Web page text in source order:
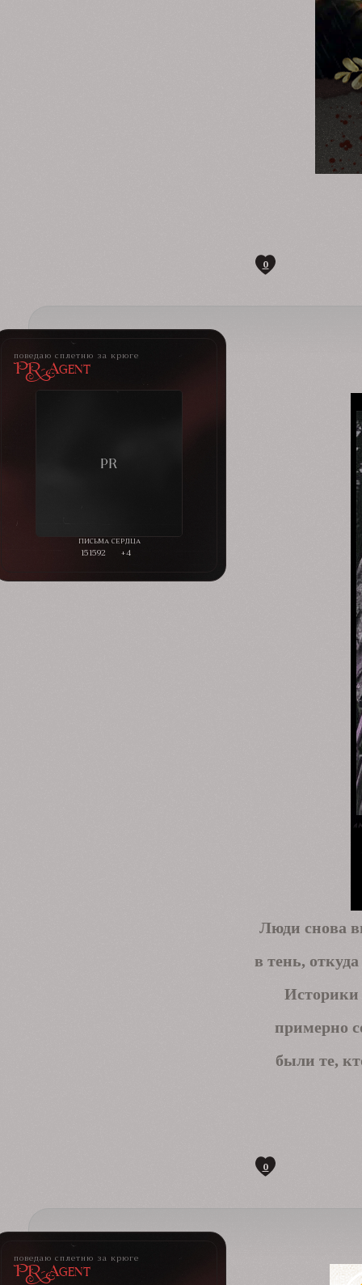
0
поведаю сплетню за крюге
PR-Agent
151592 +4
Люди снова
в тень,
примерно
были те,
0
поведаю сплетню за крюге
PR-Agent